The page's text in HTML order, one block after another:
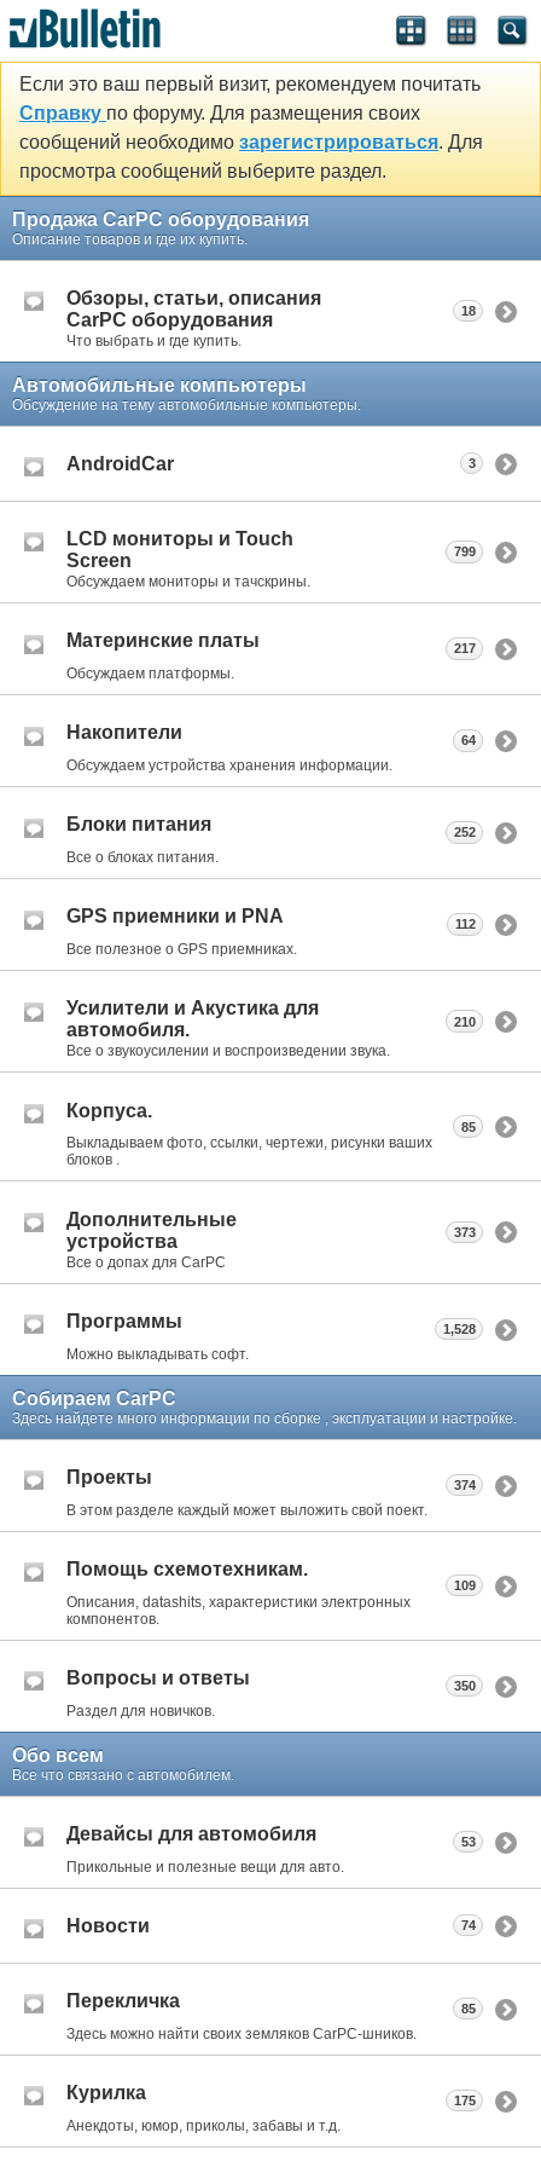
Если это ваш первый визит, рекомендуем почитать
Справку по форуму. Для размещения своих
сообщений необходимо зарегистрироваться. Для
просмотра сообщений выберите раздел.
Продажа CarPC оборудования
Описание товаров и где их купить.
Обзоры, статьи, описания
CarPC оборудования
Что выбрать и где купить.
18
Автомобильные компьютеры
Обсуждение на тему автомобильные компьютеры.
AndroidCar 3
LCD мониторы и Touch
Screen
Обсуждаем мониторы и тачскрины.
799
Материнские платы
Обсуждаем платформы.
217
Накопители
Обсуждаем устройства хранения информации.
64
Блоки питания
Все о блоках питания.
252
GPS приемники и PNA
Все полезное о GPS приемниках.
112
Усилители и Акустика для
автомобиля.
Все о звукоусилении и воспроизведении звука.
210
Корпуса.
Выкладываем фото, ссылки, чертежи, рисунки ваших
блоков .
85
Дополнительные
устройства
Все о допах для CarPC
373
Программы
Можно выкладывать софт.
1,528
Собираем CarPC
Здесь найдете много информации по сборке , эксплуатации и настройке.
Проекты
В этом разделе каждый может выложить свой поект.
374
Помощь схемотехникам.
Описания, datashits, характеристики электронных
компонентов.
109
Вопросы и ответы
Раздел для новичков.
350
Обо всем
Все что связано с автомобилем.
Девайсы для автомобиля
Прикольные и полезные вещи для авто.
53
Новости 74
Перекличка
Здесь можно найти своих земляков CarPC-шников.
85
Курилка
Анекдоты, юмор, приколы, забавы и т.д.
175